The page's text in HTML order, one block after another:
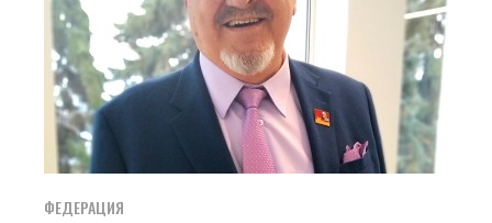
ФЕДЕРАЦИЯ